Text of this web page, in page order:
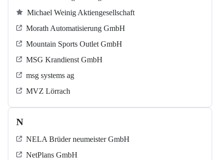
Michael Weinig Aktiengesellschaft
Morath Automatisierung GmbH
Mountain Sports Outlet GmbH
MSG Krandienst GmbH
msg systems ag
MVZ Lörrach
N
NELA Brüder neumeister GmbH
NetPlans GmbH